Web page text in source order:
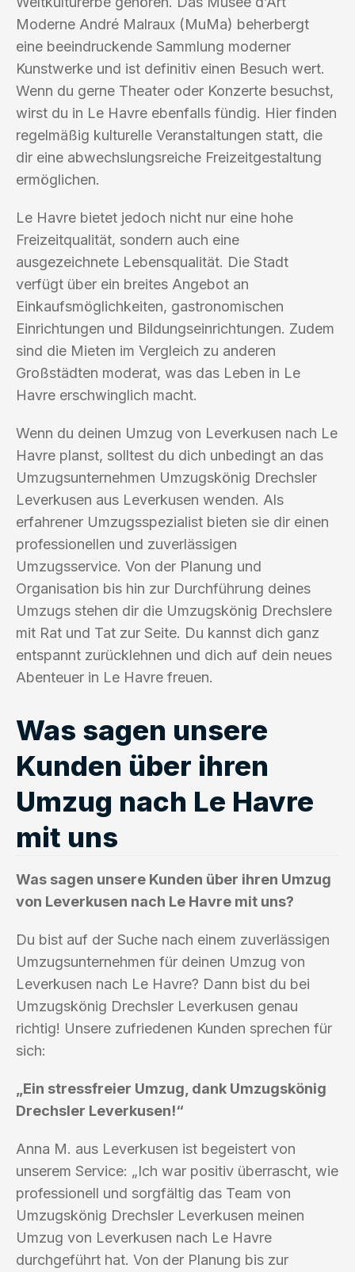
Moderne André Malraux (MuMa) beherbergt
eine beeindruckende Sammlung moderner
Kunstwerke und ist definitiv einen Besuch wert.
Wenn du gerne Theater oder Konzerte besuchst,
wirst du in Le Havre ebenfalls fündig. Hier finden
regelmäßig kulturelle Veranstaltungen statt, die
dir eine abwechslungsreiche Freizeitgestaltung
ermöglichen.
Le Havre bietet jedoch nicht nur eine hohe
Freizeitqualität, sondern auch eine
ausgezeichnete Lebensqualität. Die Stadt
verfügt über ein breites Angebot an
Einkaufsmöglichkeiten, gastronomischen
Einrichtungen und Bildungseinrichtungen. Zudem
sind die Mieten im Vergleich zu anderen
Großstädten moderat, was das Leben in Le
Havre erschwinglich macht.
Wenn du deinen Umzug von Leverkusen nach Le
Havre planst, solltest du dich unbedingt an das
Umzugsunternehmen Umzugskönig Drechsler
Leverkusen aus Leverkusen wenden. Als
erfahrener Umzugsspezialist bieten sie dir einen
professionellen und zuverlässigen
Umzugsservice. Von der Planung und
Organisation bis hin zur Durchführung deines
Umzugs stehen dir die Umzugskönig Drechslere
mit Rat und Tat zur Seite. Du kannst dich ganz
entspannt zurücklehnen und dich auf dein neues
Abenteuer in Le Havre freuen.
Was sagen unsere
Kunden über ihren
Umzug nach Le Havre
mit uns
Was sagen unsere Kunden über ihren Umzug
von Leverkusen nach Le Havre mit uns?
Du bist auf der Suche nach einem zuverlässigen
Umzugsunternehmen für deinen Umzug von
Leverkusen nach Le Havre? Dann bist du bei
Umzugskönig Drechsler Leverkusen genau
richtig! Unsere zufriedenen Kunden sprechen für
sich:
„Ein stressfreier Umzug, dank Umzugskönig
Drechsler Leverkusen!“
Anna M. aus Leverkusen ist begeistert von
unserem Service: „Ich war positiv überrascht, wie
professionell und sorgfältig das Team von
Umzugskönig Drechsler Leverkusen meinen
Umzug von Leverkusen nach Le Havre
durchgeführt hat. Von der Planung bis zur